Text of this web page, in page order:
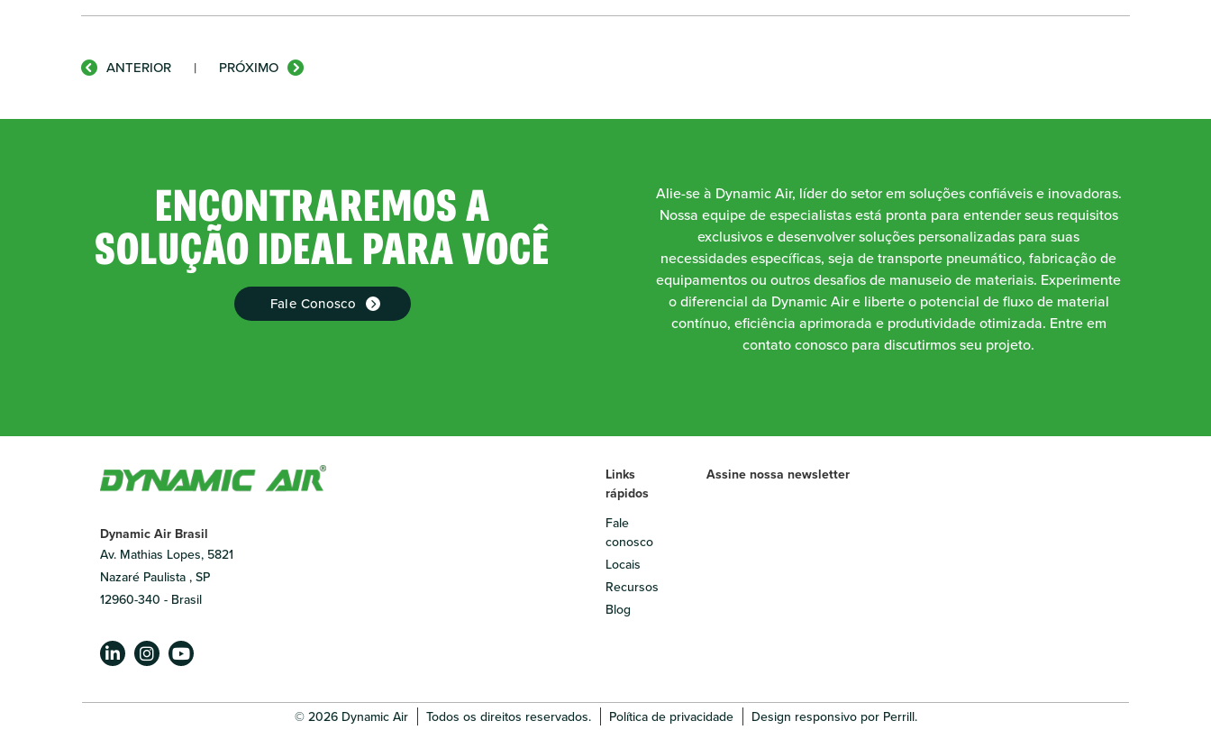
ANTERIOR | PRÓXIMO
ENCONTRAREMOS A
SOLUÇÃO IDEAL PARA VOCÊ
Fale Conosco
Alie-se à Dynamic Air, líder do setor em soluções confiáveis e inovadoras.
Nossa equipe de especialistas está pronta para entender seus requisitos
exclusivos e desenvolver soluções personalizadas para suas
necessidades específicas, seja de transporte pneumático, fabricação de
equipamentos ou outros desafios de manuseio de materiais. Experimente
o diferencial da Dynamic Air e liberte o potencial de fluxo de material
contínuo, eficiência aprimorada e produtividade otimizada. Entre em
contato conosco para discutirmos seu projeto.
Dynamic Air Brasil
Av. Mathias Lopes, 5821
Nazaré Paulista , SP
12960-340 - Brasil
Links
rápidos
Fale
conosco
Locais
Recursos
Blog
Assine nossa newsletter
© 2026 Dynamic Air Todos os direitos reservados. Política de privacidade Design responsivo por Perrill.